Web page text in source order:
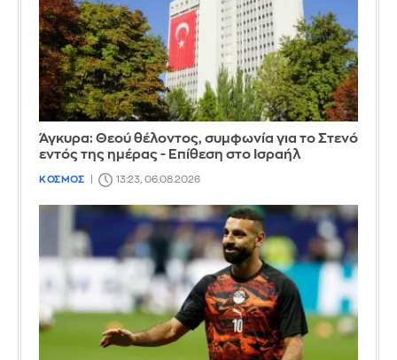
Άγκυρα: Θεού θέλοντος, συμφωνία για το Στενό
εντός της ημέρας - Επίθεση στο Ισραήλ
ΚΟΣΜΟΣ 13:23, 06.08.2026